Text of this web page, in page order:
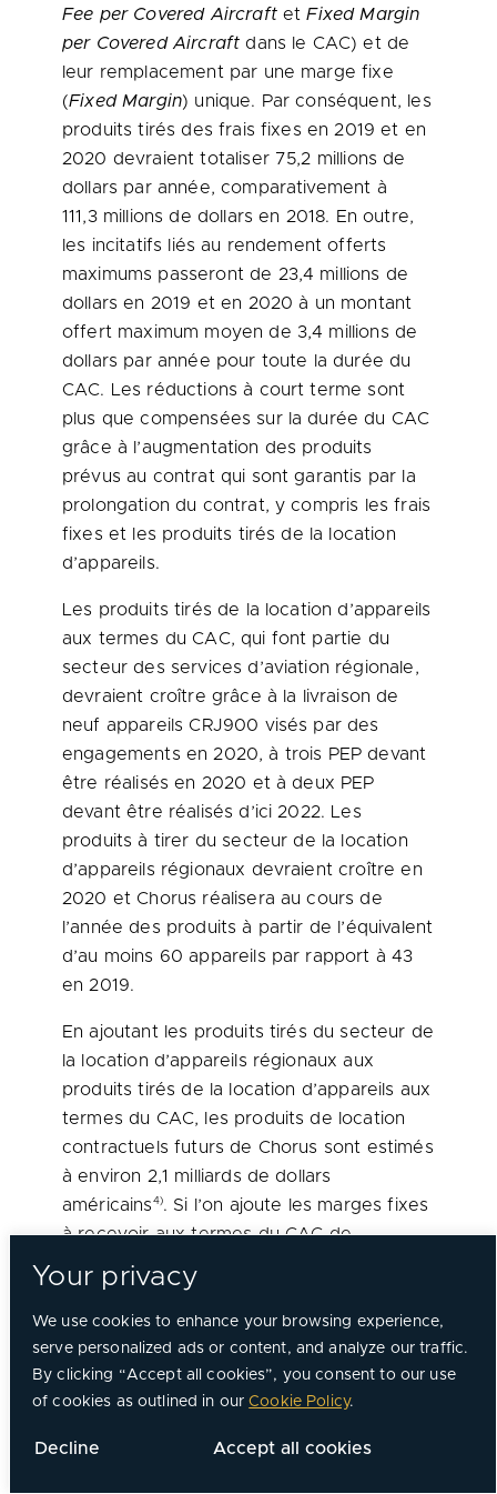
Your privacy
We use cookies to enhance your browsing experience,
serve personalized ads or content, and analyze our traffic.
By clicking “Accept all cookies”, you consent to our use
of cookies as outlined in ourCookie Policy.
Decline Accept all cookies
Fee per Covered AircraftetFixed Margin
per Covered Aircraft dans le CAC) et de
leur remplacement par une marge fixe
(Fixed Margin) unique. Par conséquent, les
produits tirés des frais fixes en 2019 et en
2020 devraient totaliser 75,2 millions de
dollars par année, comparativement à
111,3 millions de dollars en 2018. En outre,
les incitatifs liés au rendement offerts
maximums passeront de 23,4 millions de
dollars en 2019 et en 2020 à un montant
offert maximum moyen de 3,4 millions de
dollars par année pour toute la durée du
CAC. Les réductions à court terme sont
plus que compensées sur la durée du CAC
grâce à l’augmentation des produits
prévus au contrat qui sont garantis par la
prolongation du contrat, y compris les frais
fixes et les produits tirés de la location
d’appareils.
Les produits tirés de la location d’appareils
aux termes du CAC, qui font partie du
secteur des services d’aviation régionale,
devraient croître grâce à la livraison de
neuf appareils CRJ900 visés par des
engagements en 2020, à trois PEP devant
être réalisés en 2020 et à deux PEP
devant être réalisés d’ici 2022. Les
produits à tirer du secteur de la location
d’appareils régionaux devraient croître en
2020 et Chorus réalisera au cours de
l’année des produits à partir de l’équivalent
d’au moins 60 appareils par rapport à 43
en 2019.
En ajoutant les produits tirés du secteur de
la location d’appareils régionaux aux
produits tirés de la location d’appareils aux
termes du CAC, les produits de location
contractuels futurs de Chorus sont estimés
à environ 2,1 milliards de dollars
américains 4). Si l’on ajoute les marges fixes
à recevoir aux termes duCAC de
0,6 milliard de dollars américains au total
des produits contractuels futurs, les
produits futurs de Chorus s’élèvent à
environ 2,7 milliards de dollars américains 4).
(Se reporter à la note 4 du tableau ci-
après.)
Les dépenses en immobilisations en 2020,